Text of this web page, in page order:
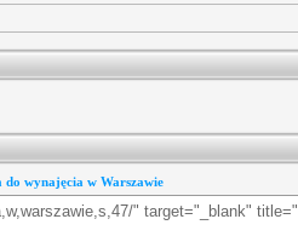
do wynajęcia w Warszawie